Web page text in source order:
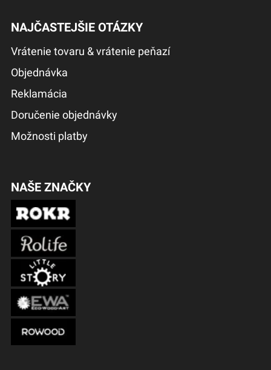
NAJČASTEJŠIE OTÁZKY
Vrátenie tovaru & vrátenie peňazí
Objednávka
Reklamácia
Doručenie objednávky
Možnosti platby
NAŠE ZNAČKY